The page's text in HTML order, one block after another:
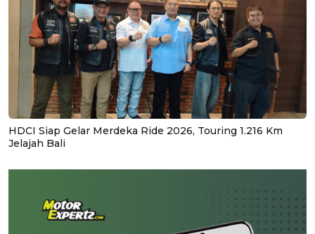
HDCI Siap Gelar Merdeka Ride 2026, Touring 1.216 Km
Jelajah Bali